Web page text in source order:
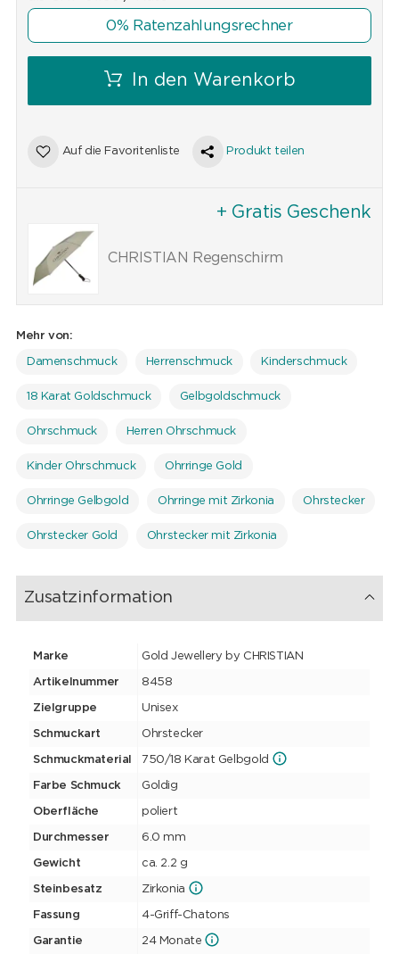
0% Ratenzahlungsrechner
In den Warenkorb
Auf die Favoritenliste Produkt teilen
+ Gratis Geschenk
CHRISTIAN Regenschirm
Mehr von:
Damenschmuck Herrenschmuck Kinderschmuck
18 Karat Goldschmuck Gelbgoldschmuck
Ohrschmuck Herren Ohrschmuck
Kinder Ohrschmuck Ohrringe Gold
Ohrringe Gelbgold Ohrringe mit Zirkonia Ohrstecker
Ohrstecker Gold Ohrstecker mit Zirkonia
Zusatzinformation
Marke Gold Jewellery by CHRISTIAN
Artikelnummer 8458
Zielgruppe Unisex
Schmuckart Ohrstecker
Schmuckmaterial 750/18 Karat Gelbgold
Farbe Schmuck Goldig
Oberfläche poliert
Durchmesser 6.0 mm
Gewicht ca. 2.2 g
Steinbesatz Zirkonia
Fassung 4-Griff-Chatons
Garantie 24 Monate